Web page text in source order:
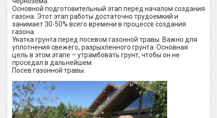
Основной подготовительный этап перед началом создания
газона. Этот этап работы достаточно трудоемкий и
занимает 30-50% всего времени в процессе создания
газона.
Укатка грунта перед посевом газонной травы. Важно для
уплотнения свежего, разрыхленного грунта. Основная
цель в этом этапе – утрамбовать грунт, чтобы он не
проседал в дальнейшем.
Посев газонной травы.